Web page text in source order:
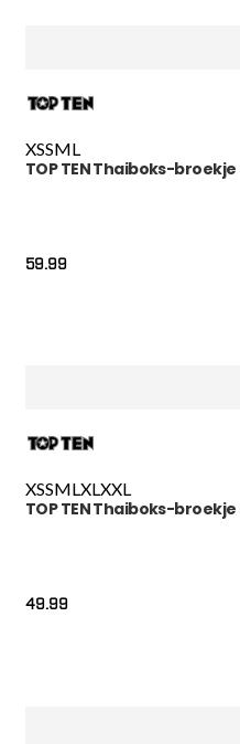
XSSML
TOP TEN Thaiboks-broekje
59.99
XSSMLXLXXL
TOP TEN Thaiboks-
49.99